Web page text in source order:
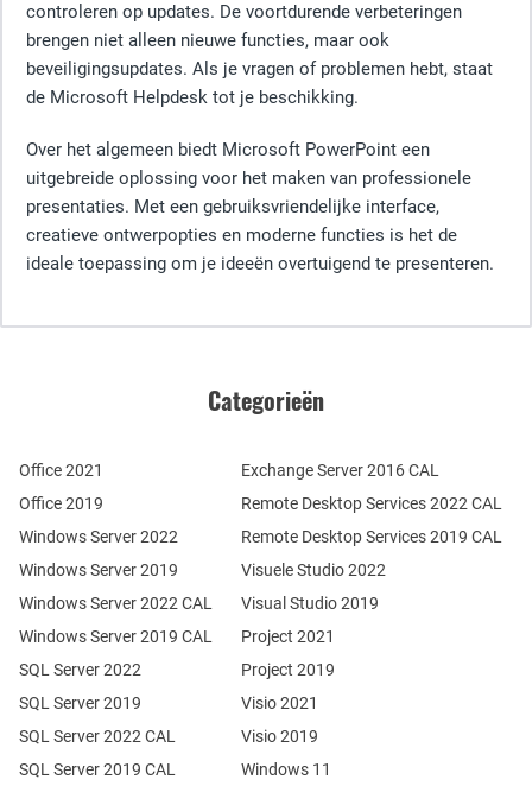
controleren op updates. De voortdurende verbeteringen
brengen niet alleen nieuwe functies, maar ook
beveiligingsupdates. Als je vragen of problemen hebt, staat
de Microsoft Helpdesk tot je beschikking.
Over het algemeen biedt Microsoft PowerPoint een
uitgebreide oplossing voor het maken van professionele
presentaties. Met een gebruiksvriendelijke interface,
creatieve ontwerpopties en moderne functies is het de
ideale toepassing om je ideeën overtuigend te presenteren.
Categorieën
Office 2021
Office 2019
Windows Server 2022
Windows Server 2019
SQL Server 2022
SQL Server 2019
Windows Server 2022 CAL
Windows Server 2019 CAL
SQL Server 2022 CAL
SQL Server 2019 CAL
Remote Desktop Services 2022 CAL
Remote Desktop Services 2019 CAL
Exchange Server 2016 CAL
Visuele Studio 2022
Visual Studio 2019
Project 2021
Project 2019
Visio 2021
Visio 2019
Windows 11